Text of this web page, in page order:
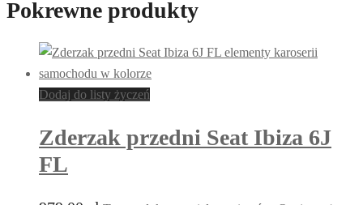
Pokrewne produkty
Dodaj do listy życzeń
Zderzak przedni Seat Ibiza 6J
FL